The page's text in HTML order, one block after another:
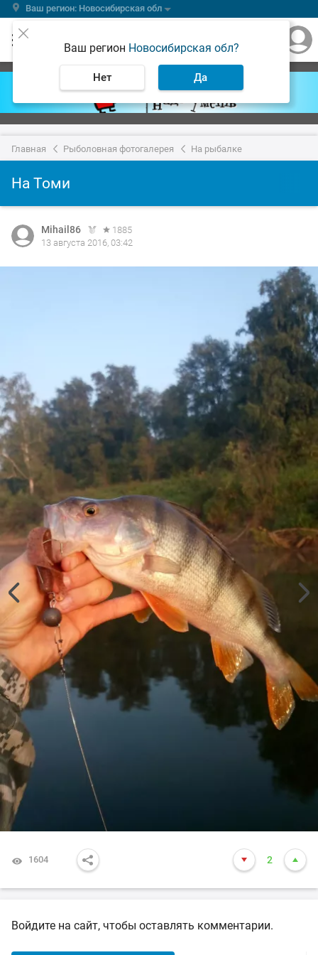
Ваш регион: Новосибирская обл
Ваш регион Новосибирская обл?
Нет Да
Главная Рыболовная фотогалерея На рыбалке
На Томи
Mihail86
1885
13 августа 2016, 03:42
1604 2
Войдите на сайт, чтобы оставлять комментарии.